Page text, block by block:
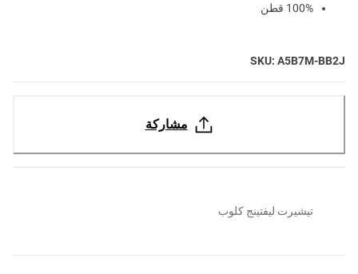
100% قطن
SKU: A5B7M-BB2J
مشاركة
تيشيرت ليفتينج كلوب